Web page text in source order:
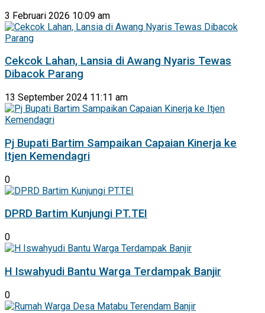
3 Februari 2026 10:09 am
Cekcok Lahan, Lansia di Awang Nyaris Tewas
Dibacok Parang
13 September 2024 11:11 am
Pj Bupati Bartim Sampaikan Capaian Kinerja ke
Itjen Kemendagri
0
DPRD Bartim Kunjungi PT.TEI
0
H Iswahyudi Bantu Warga Terdampak Banjir
0